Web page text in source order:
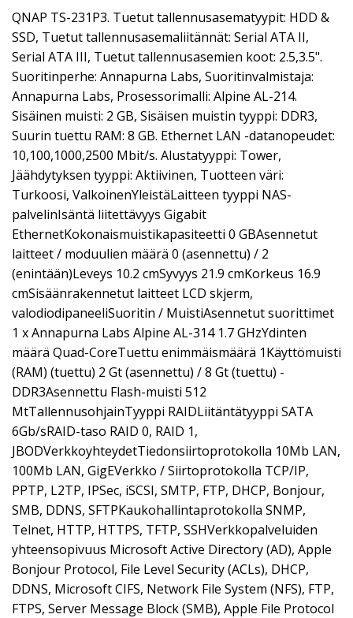
QNAP TS-231P3. Tuetut tallennusasematyypit: HDD &
SSD, Tuetut tallennusasemaliitännät: Serial ATA II,
Serial ATA III, Tuetut tallennusasemien koot: 2.5,3.5".
Suoritinperhe: Annapurna Labs, Suoritinvalmistaja:
Annapurna Labs, Prosessorimalli: Alpine AL-214.
Sisäinen muisti: 2 GB, Sisäisen muistin tyyppi: DDR3,
Suurin tuettu RAM: 8 GB. Ethernet LAN -datanopeudet:
10,100,1000,2500 Mbit/s. Alustatyyppi: Tower,
Jäähdytyksen tyyppi: Aktiivinen, Tuotteen väri:
Turkoosi, ValkoinenYleistäLaitteen tyyppi NAS-
palvelinIsäntä liitettävyys Gigabit
EthernetKokonaismuistikapasiteetti 0 GBAsennetut
laitteet / moduulien määrä 0 (asennettu) / 2
(enintään)Leveys 10.2 cmSyvyys 21.9 cmKorkeus 16.9
cmSisäänrakennetut laitteet LCD skjerm,
valodiodipaneeliSuoritin / MuistiAsennetut suorittimet
1 x Annapurna Labs Alpine AL-314 1.7 GHzYdinten
määrä Quad-CoreTuettu enimmäismäärä 1Käyttömuisti
(RAM) (tuettu) 2 Gt (asennettu) / 8 Gt (tuettu) -
DDR3Asennettu Flash-muisti 512
MtTallennusohjainTyyppi RAIDLiitäntätyyppi SATA
6Gb/sRAID-taso RAID 0, RAID 1,
JBODVerkkoyhteydetTiedonsiirtoprotokolla 10Mb LAN,
100Mb LAN, GigEVerkko / Siirtoprotokolla TCP/IP,
PPTP, L2TP, IPSec, iSCSI, SMTP, FTP, DHCP, Bonjour,
SMB, DDNS, SFTPKaukohallintaprotokolla SNMP,
Telnet, HTTP, HTTPS, TFTP, SSHVerkkopalveluiden
yhteensopivuus Microsoft Active Directory (AD), Apple
Bonjour Protocol, File Level Security (ACLs), DHCP,
DDNS, Microsoft CIFS, Network File System (NFS), FTP,
FTPS, Server Message Block (SMB), Apple File Protocol